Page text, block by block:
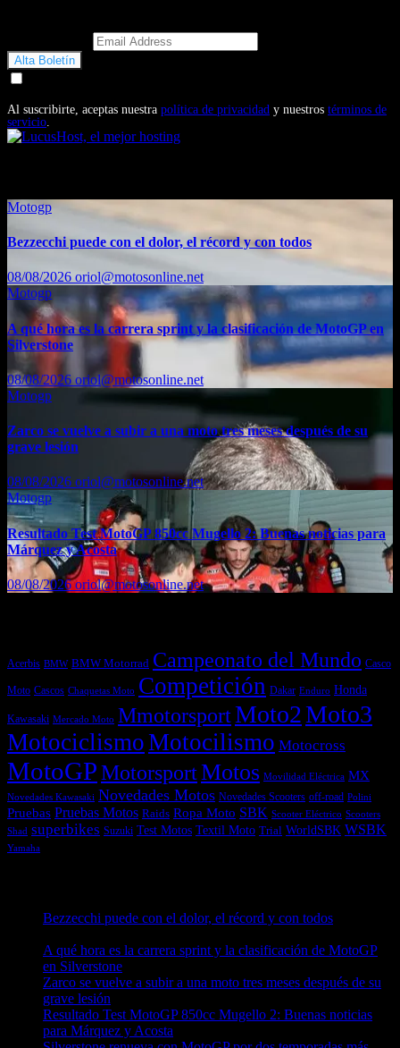
Al suscribirte, aceptas nuestra política de privacidad y nuestros términos de
servicio.
Motogp
Bezzecchi puede con el dolor, el récord y con todos
08/08/2026 oriol@motosonline.net
Motogp
A qué hora es la carrera sprint y la clasificación de MotoGP en
Silverstone
08/08/2026 oriol@motosonline.net
Motogp
Zarco se vuelve a subir a una moto tres meses después de su
grave lesión
08/08/2026 oriol@motosonline.net
Motogp
Resultado Test MotoGP 850cc Mugello 2: Buenas noticias para
Márquez y Acosta
08/08/2026oriol@motosonline.net
Acerbis BMW BMW Motorrad Campeonato del Mundo Casco
Moto Cascos Chaquetas Moto Competición Dakar Enduro Honda
Kawasaki Mercado Moto MmotorsportMoto2Moto3
MotociclismoMotocilismo Motocross
MotoGPMotorsportMotos Movilidad Eléctrica MX
Novedades Kawasaki Novedades Motos Novedades Scooters off-road Polini
Pruebas Pruebas Motos Raids Ropa Moto SBK Scooter Eléctrico Scooters
Shad superbikes Suzuki Test Motos Textil Moto Trial WorldSBK WSBK
Yamaha
Bezzecchi puede con el dolor, el récord y con todos
A qué hora es la carrera sprint y la clasificación de MotoGP
en Silverstone
Zarco se vuelve a subir a una moto tres meses después de su
grave lesión
Resultado Test MotoGP 850cc Mugello 2: Buenas noticias
para Márquez y Acosta